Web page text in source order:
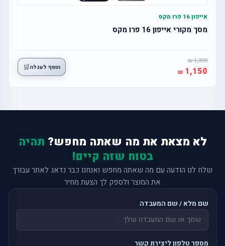
אייפון 16 פרו מקס
מסך מקורי אייפון 16 פרו מקס
1,390
1,150 הוסף לעגלה🛒
לא מצאת את מה שאתה מחפש? תהיה
בטוח שזה קיים!
שלח לנו הודעה עם מה שאתה מחפש ואנחנו כבר נדאג לאתר עבורך
את המוצר ולספק לך הצעת מחיר
שם מלא / שם המעבדה
מספר טלפון ליצירת קשר